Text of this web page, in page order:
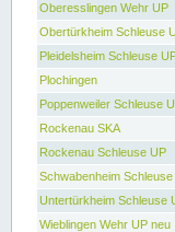
Oberesslingen Wehr UP
Obertürkheim Schleuse
Pleidelsheim Schleuse
Plochingen
Poppenweiler Schleuse
Rockenau SKA
Rockenau Schleuse UP
Schwabenheim Schleuse
Untertürkheim Schleuse
Wieblingen Wehr UP neu